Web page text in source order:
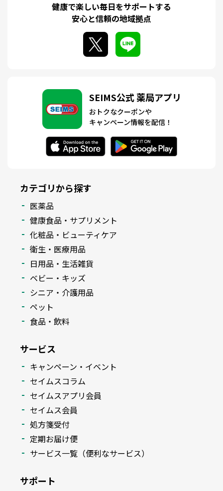
健康で楽しい毎日をサポートする
安心と信頼の地域拠点
SEIMS公式 薬局アプリ
おトクなクーポンや
キャンペーン情報を配信！
カテゴリから探す
医薬品
健康食品・サプリメント
化粧品・ビューティケア
衛生・医療用品
日用品・生活雑貨
ベビー・キッズ
シニア・介護用品
ペット
食品・飲料
サービス
キャンペーン・イベント
セイムスコラム
セイムスアプリ会員
セイムス会員
処方箋受付
定期お届け便
サービス一覧（便利なサービス）
サポート